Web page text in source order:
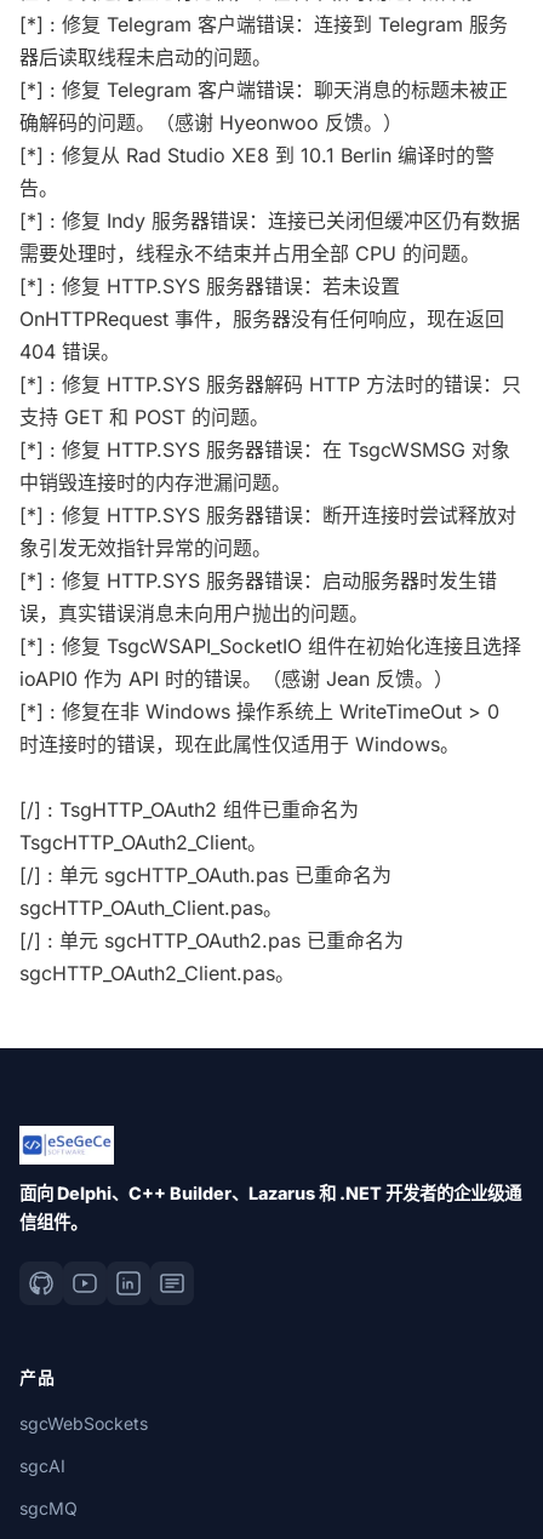
[*] : 修复 Telegram 客户端错误：连接到 Telegram 服务
器后读取线程未启动的问题。
[*] : 修复 Telegram 客户端错误：聊天消息的标题未被正
确解码的问题。（感谢 Hyeonwoo 反馈。）
[*] : 修复从 Rad Studio XE8 到 10.1 Berlin 编译时的警
告。
[*] : 修复 Indy 服务器错误：连接已关闭但缓冲区仍有数据
需要处理时，线程永不结束并占用全部 CPU 的问题。
[*] : 修复 HTTP.SYS 服务器错误：若未设置
OnHTTPRequest 事件，服务器没有任何响应，现在返回
404 错误。
[*] : 修复 HTTP.SYS 服务器解码 HTTP 方法时的错误：只
支持 GET 和 POST 的问题。
[*] : 修复 HTTP.SYS 服务器错误：在 TsgcWSMSG 对象
中销毁连接时的内存泄漏问题。
[*] : 修复 HTTP.SYS 服务器错误：断开连接时尝试释放对
象引发无效指针异常的问题。
[*] : 修复 HTTP.SYS 服务器错误：启动服务器时发生错
误，真实错误消息未向用户抛出的问题。
[*] : 修复 TsgcWSAPI_SocketIO 组件在初始化连接且选择
ioAPI0 作为 API 时的错误。（感谢 Jean 反馈。）
[*] : 修复在非 Windows 操作系统上 WriteTimeOut > 0
时连接时的错误，现在此属性仅适用于 Windows。
[/] : TsgHTTP_OAuth2 组件已重命名为
TsgcHTTP_OAuth2_Client。
[/] : 单元 sgcHTTP_OAuth.pas 已重命名为
sgcHTTP_OAuth_Client.pas。
[/] : 单元 sgcHTTP_OAuth2.pas 已重命名为
sgcHTTP_OAuth2_Client.pas。
面向 Delphi、C++ Builder、Lazarus 和 .NET 开发者的企业级通
信组件。
产品
sgcWebSockets
sgcAI
sgcMQ